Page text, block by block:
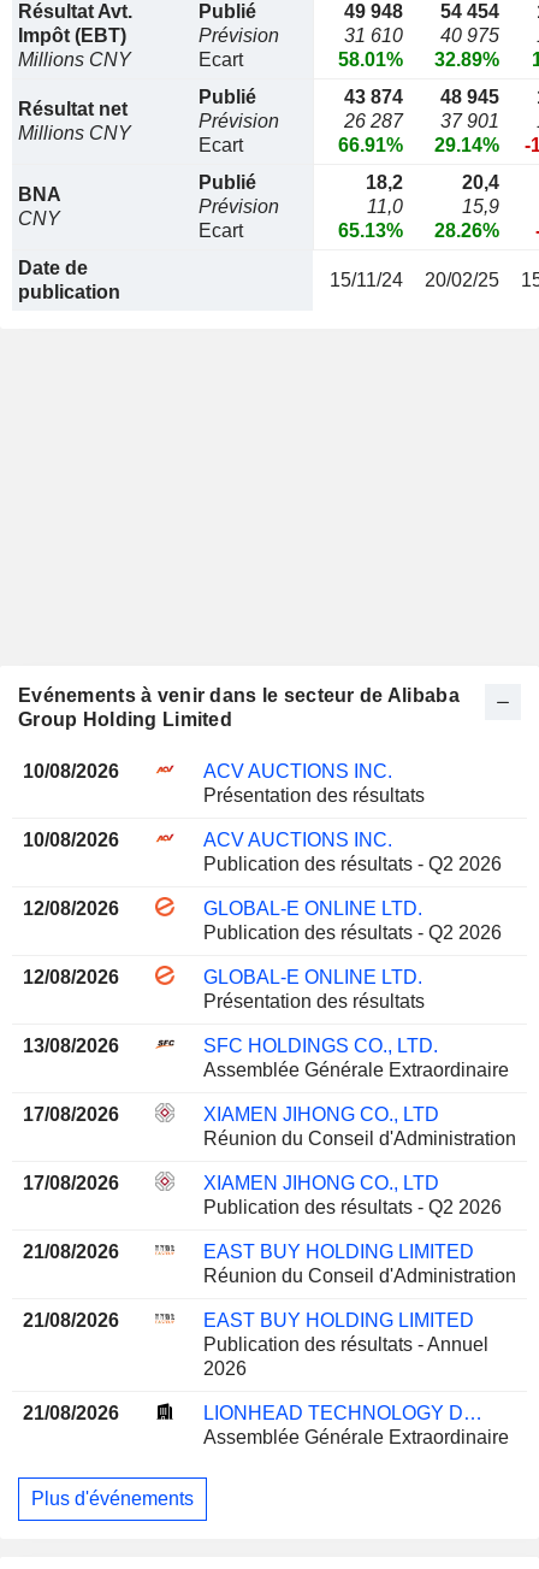
Résultat Avt.
Impôt (EBT)
Millions CNY
Publié
Prévision
Ecart
49 948
31 610
58.01%
54 454
40 975
32.89%
Résultat net
Millions CNY
Publié
Prévision
Ecart
43 874
26 287
66.91%
48 945
37 901
29.14%
-
BNA
CNY
Publié
Prévision
Ecart
18,2
11,0
65.13%
20,4
15,9
28.26%
Date de
publication
15/11/24 20/02/25
Evénements à venir dans le secteur de Alibaba
Group Holding Limited
10/08/2026
ACV AUCTIONS INC.
Présentation des résultats
10/08/2026
ACV AUCTIONS INC.
Publication des résultats - Q2 2026
12/08/2026
GLOBAL-E ONLINE LTD.
Publication des résultats - Q2 2026
12/08/2026
GLOBAL-E ONLINE LTD.
Présentation des résultats
13/08/2026
SFC HOLDINGS CO., LTD.
Assemblée Générale Extraordinaire
17/08/2026
XIAMEN JIHONG CO., LTD
Réunion du Conseil d'Administration
17/08/2026
XIAMEN JIHONG CO., LTD
Publication des résultats - Q2 2026
21/08/2026
EAST BUY HOLDING LIMITED
Réunion du Conseil d'Administration
21/08/2026
EAST BUY HOLDING LIMITED
Publication des résultats - Annuel
2026
21/08/2026
LIONHEAD TECHNOLOGY DEVELOPMENT CO.,LTD.
Assemblée Générale Extraordinaire
Plus d'événements